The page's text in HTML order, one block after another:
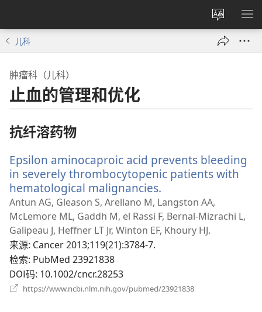
更
改
网
显
儿科
肿瘤科（儿科）
止血的管理和优化
抗纤溶药物
Epsilon aminocaproic acid prevents bleeding
in severely thrombocytopenic patients with
hematological malignancies.
开
新
窗
Antun AG, Gleason S, Arellano M, Langston AA,
McLemore ML, Gaddh M, el Rassi F, Bernal-Mizrachi L,
Galipeau J, Heffner LT Jr, Winton EF, Khoury HJ.
来源‎: Cancer 2013;119(21):3784-7.
检索‎: PubMed 23921838
DOI码‎: 10.1002/cncr.28253
https://www.ncbi.nlm.nih.gov/pubmed/23921838